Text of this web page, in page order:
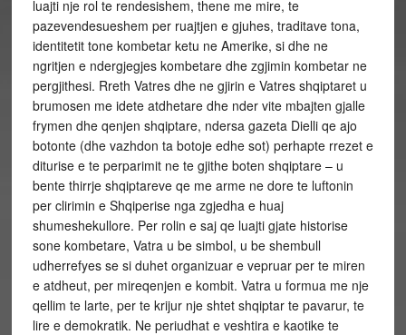
luajti nje rol te rendesishem, thene me mire, te
pazevendesueshem per ruajtjen e gjuhes, traditave tona,
identitetit tone kombetar ketu ne Amerike, si dhe ne
ngritjen e ndergjegjes kombetare dhe zgjimin kombetar ne
pergjithesi. Rreth Vatres dhe ne gjirin e Vatres shqiptaret u
brumosen me idete atdhetare dhe nder vite mbajten gjalle
frymen dhe qenjen shqiptare, ndersa gazeta Dielli qe ajo
botonte (dhe vazhdon ta botoje edhe sot) perhapte rrezet e
diturise e te perparimit ne te gjithe boten shqiptare – u
bente thirrje shqiptareve qe me arme ne dore te luftonin
per clirimin e Shqiperise nga zgjedha e huaj
shumeshekullore. Per rolin e saj qe luajti gjate historise
sone kombetare, Vatra u be simbol, u be shembull
udherrefyes se si duhet organizuar e vepruar per te miren
e atdheut, per mireqenjen e kombit. Vatra u formua me nje
qellim te larte, per te krijur nje shtet shqiptar te pavarur, te
lire e demokratik. Ne periudhat e veshtira e kaotike te